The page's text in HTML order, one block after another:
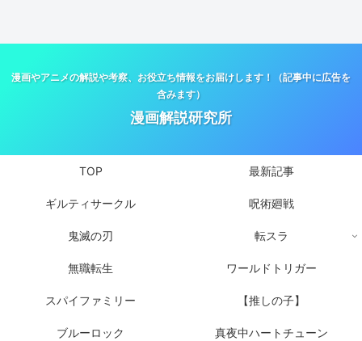
漫画やアニメの解説や考察、お役立ち情報をお届けします！（記事中に広告を
含みます）
漫画解説研究所
TOP 最新記事
ギルティサークル 呪術廻戦
鬼滅の刃 転スラ
無職転生 ワールドトリガー
スパイファミリー 【推しの子】
ブルーロック 真夜中ハートチューン